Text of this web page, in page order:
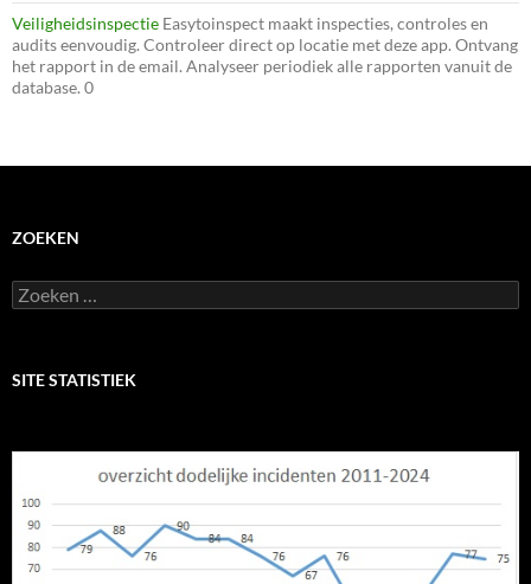
Veiligheidsinspectie Easytoinspect maakt inspecties, controles en
audits eenvoudig. Controleer direct op locatie met deze app. Ontvang
het rapport in de email. Analyseer periodiek alle rapporten vanuit de
database. 0
ZOEKEN
Zoeken
naar:
SITE STATISTIEK